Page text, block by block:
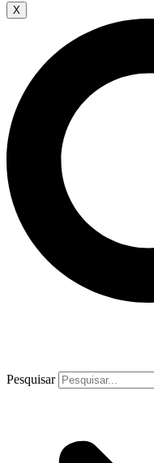
X
Pesquisar